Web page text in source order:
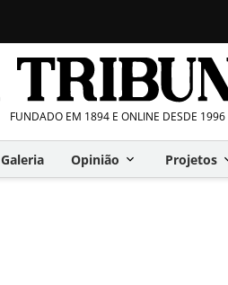
FUNDADO EM 1894 E ONLINE DESDE 1996
Galeria Opinião Projetos